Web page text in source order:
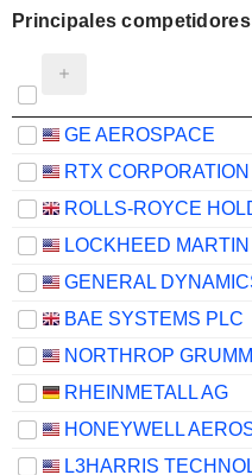
Principales competidores
GE AEROSPACE
RTX CORPORATION
BAE SYSTEMS PLC
RHEINMETALL AG